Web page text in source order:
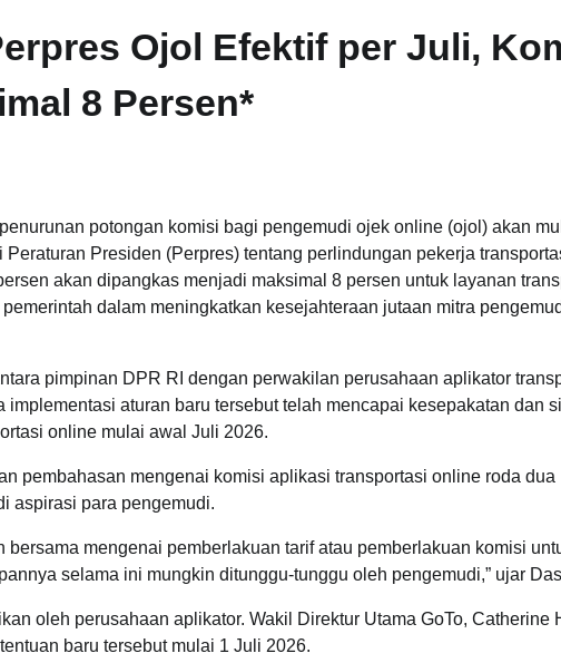
Ojol Efektif per Juli,
8 Persen*
potongan komisi bagi pengemudi ojek online (ojol) akan
Presiden (Perpres) tentang perlindungan pekerja
akan dipangkas menjadi maksimal 8 persen untuk layanan
dalam meningkatkan kesejahteraan jutaan mitra
pimpinan DPR RI dengan perwakilan perusahaan aplikator
aturan baru tersebut telah mencapai kesepakatan dan
online mulai awal Juli 2026.
pembahasan mengenai komisi aplikasi transportasi online roda dua
aspirasi para pengemudi.
mengenai pemberlakuan tarif atau pemberlakuan komisi
selama ini mungkin ditunggu-tunggu oleh pengemudi,” ujar
oleh perusahaan aplikator. Wakil Direktur Utama GoTo, Catherine
baru tersebut mulai 1 Juli 2026.